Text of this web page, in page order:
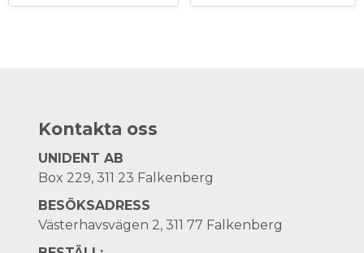
Kontakta oss
UNIDENT AB
Box 229, 311 23 Falkenberg
BESÖKSADRESS
Västerhavsvägen 2, 311 77 Falkenberg